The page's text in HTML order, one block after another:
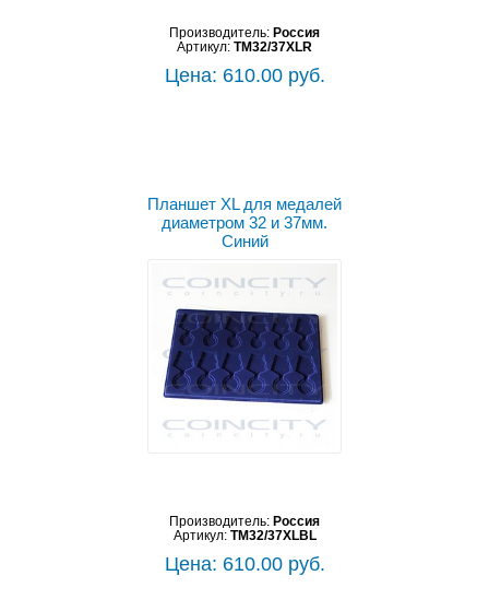
Производитель: Россия
Артикул: TM32/37XLR
Цена: 610.00 руб.
Планшет XL для медалей
диаметром 32 и 37мм.
Синий
Производитель: Россия
Артикул: TM32/37XLBL
Цена: 610.00 руб.